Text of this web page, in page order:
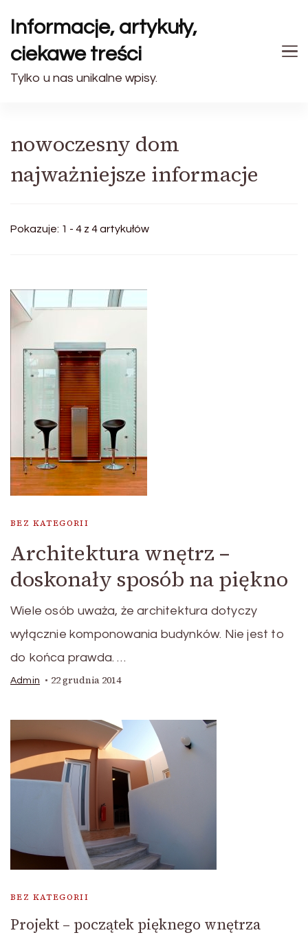
Informacje, artykuły,
ciekawe treści
Tylko u nas unikalne wpisy.
nowoczesny dom
najważniejsze informacje
Pokazuje: 1 - 4 z 4 artykułów
BEZ KATEGORII
Architektura wnętrz –
doskonały sposób na piękno
Wiele osób uważa, że architektura dotyczy
wyłącznie komponowania budynków. Nie jest to
do końca prawda. …
Admin 22 grudnia 2014
BEZ KATEGORII
Projekt – początek pięknego wnętrza